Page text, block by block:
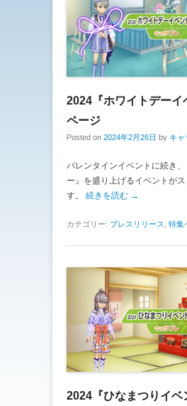
2024『ホワイトデーイ
ページ
Posted on 2024年2月26日 by キャ
バレンタインイベントに続き
ー』を盛り上げるイベントが
す。 続きを読む →
カテゴリー: プレスリリース 特集
2024『ひなまつりイベ